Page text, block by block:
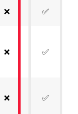
❌ ✅
❌ ✅
❌ ✅